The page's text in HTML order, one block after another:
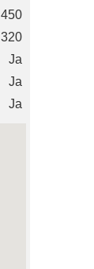
450
320
Ja
Ja
Ja